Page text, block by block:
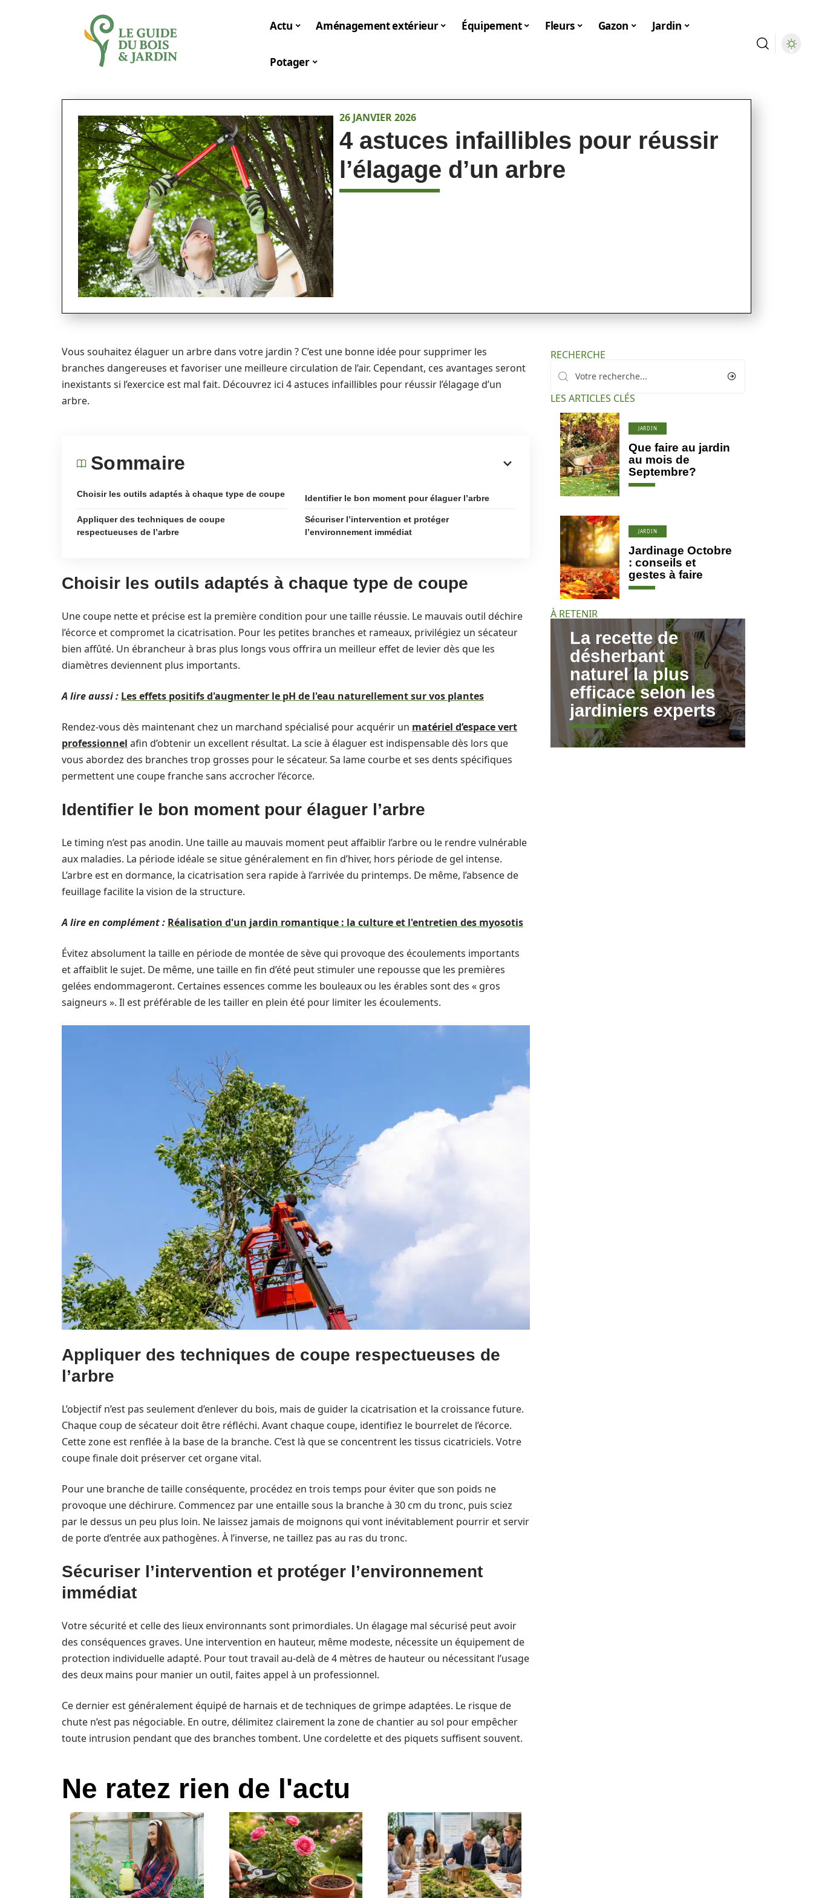
Actu Aménagement extérieur Équipement Fleurs Gazon Jardin
Potager
26 JANVIER 2026
4 astuces infaillibles pour réussir
l’élagage d’un arbre
Vous souhaitez élaguer un arbre dans votre jardin ? C’est une bonne idée pour supprimer les
branches dangereuses et favoriser une meilleure circulation de l’air. Cependant, ces avantages seront
inexistants si l’exercice est mal fait. Découvrez ici 4 astuces infaillibles pour réussir l’élagage d’un
arbre.
Sommaire
Choisir les outils adaptés à chaque type de coupe Identifier le bon moment pour élaguer l’arbre
Appliquer des techniques de coupe
respectueuses de l’arbre
Sécuriser l’intervention et protéger
l’environnement immédiat
Choisir les outils adaptés à chaque type de coupe
Une coupe nette et précise est la première condition pour une taille réussie. Le mauvais outil déchire
l’écorce et compromet la cicatrisation. Pour les petites branches et rameaux, privilégiez un sécateur
bien affûté. Un ébrancheur à bras plus longs vous offrira un meilleur effet de levier dès que les
diamètres deviennent plus importants.
A lire aussi : Les effets positifs d'augmenter le pH de l'eau naturellement sur vos plantes
Rendez-vous dès maintenant chez un marchand spécialisé pour acquérir un matériel d’espace vert
professionnel afin d’obtenir un excellent résultat. La scie à élaguer est indispensable dès lors que
vous abordez des branches trop grosses pour le sécateur. Sa lame courbe et ses dents spécifiques
permettent une coupe franche sans accrocher l’écorce.
Identifier le bon moment pour élaguer l’arbre
Le timing n’est pas anodin. Une taille au mauvais moment peut affaiblir l’arbre ou le rendre vulnérable
aux maladies. La période idéale se situe généralement en fin d’hiver, hors période de gel intense.
L’arbre est en dormance, la cicatrisation sera rapide à l’arrivée du printemps. De même, l’absence de
feuillage facilite la vision de la structure.
A lire en complément : Réalisation d'un jardin romantique : la culture et l'entretien des myosotis
Évitez absolument la taille en période de montée de sève qui provoque des écoulements importants
et affaiblit le sujet. De même, une taille en fin d’été peut stimuler une repousse que les premières
gelées endommageront. Certaines essences comme les bouleaux ou les érables sont des « gros
saigneurs ». Il est préférable de les tailler en plein été pour limiter les écoulements.
Appliquer des techniques de coupe respectueuses de
l’arbre
L’objectif n’est pas seulement d’enlever du bois, mais de guider la cicatrisation et la croissance future.
Chaque coup de sécateur doit être réfléchi. Avant chaque coupe, identifiez le bourrelet de l’écorce.
Cette zone est renflée à la base de la branche. C’est là que se concentrent les tissus cicatriciels. Votre
coupe finale doit préserver cet organe vital.
Pour une branche de taille conséquente, procédez en trois temps pour éviter que son poids ne
provoque une déchirure. Commencez par une entaille sous la branche à 30 cm du tronc, puis sciez
par le dessus un peu plus loin. Ne laissez jamais de moignons qui vont inévitablement pourrir et servir
de porte d’entrée aux pathogènes. À l’inverse, ne taillez pas au ras du tronc.
Sécuriser l’intervention et protéger l’environnement
immédiat
Votre sécurité et celle des lieux environnants sont primordiales. Un élagage mal sécurisé peut avoir
des conséquences graves. Une intervention en hauteur, même modeste, nécessite un équipement de
protection individuelle adapté. Pour tout travail au-delà de 4 mètres de hauteur ou nécessitant l’usage
des deux mains pour manier un outil, faites appel à un professionnel.
Ce dernier est généralement équipé de harnais et de techniques de grimpe adaptées. Le risque de
chute n’est pas négociable. En outre, délimitez clairement la zone de chantier au sol pour empêcher
toute intrusion pendant que des branches tombent. Une cordelette et des piquets suffisent souvent.
Ne ratez rien de l'actu
RECHERCHE
LES ARTICLES CLÉS
JARDIN
Que faire au jardin
au mois de
Septembre?
JARDIN
Jardinage Octobre
: conseils et
gestes à faire
À RETENIR
La recette de
désherbant
naturel la plus
efficace selon les
jardiniers experts